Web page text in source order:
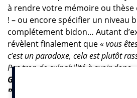
à rendre votre mémoire ou thèse
! – ou encore spécifier un niveau
complétement bidon… Autant
révèlent finalement que « vous
c’est un paradoxe, cela est plutôt
Pas trop de culpabilité à avoir donc…
Gilles Payet
Business School